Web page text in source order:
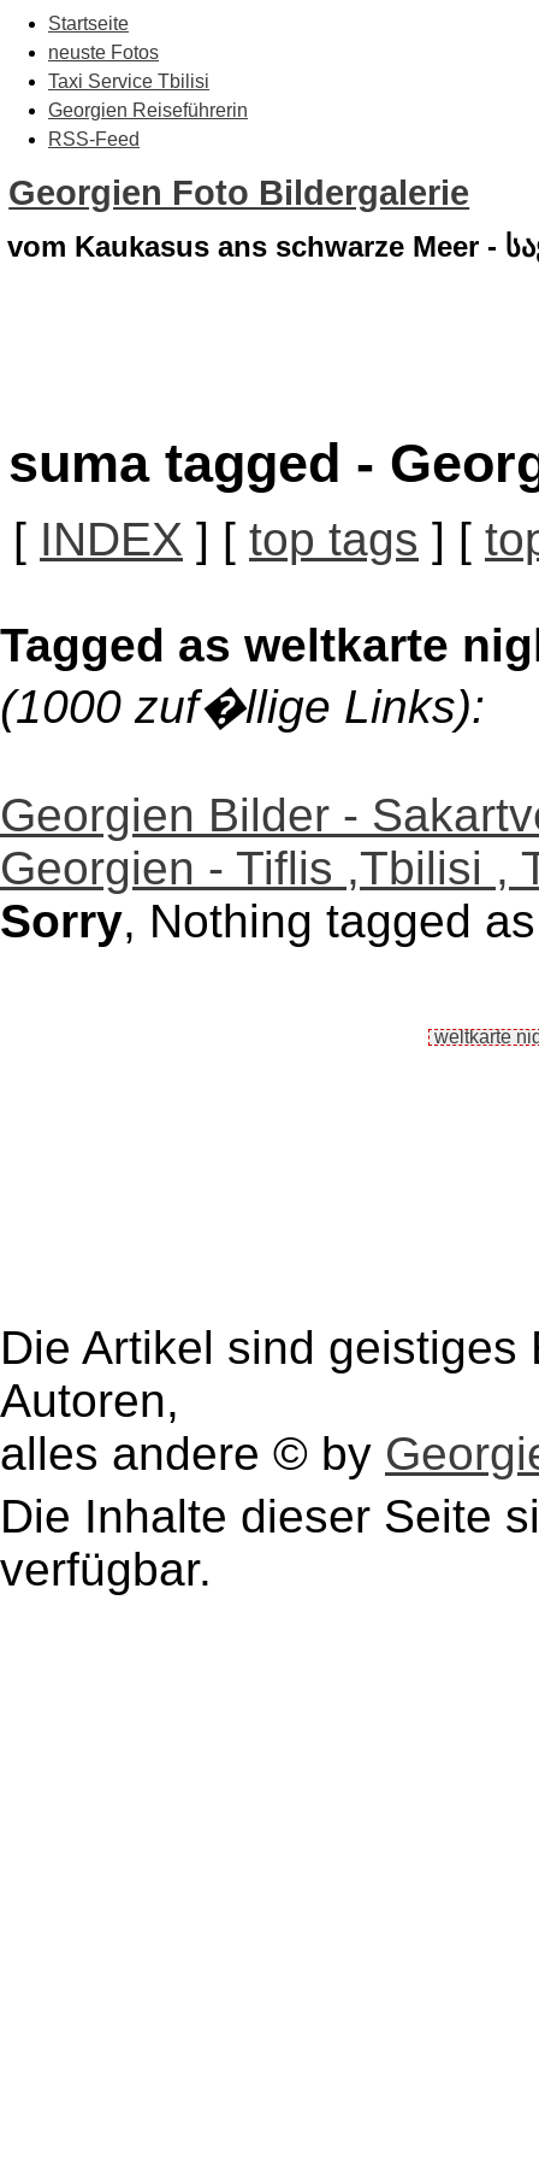
Startseite
neuste Fotos
Taxi Service Tbilisi
Georgien Reiseführerin
RSS-Feed
Georgien Foto Bildergalerie
vom Kaukasus ans schwarze Meer -
suma tagged -
[ INDEX ] [ top tags ] [
Tagged as weltkarte
(1000 zuf�llige Links):
Georgien Bilder -
Georgien - Tiflis ,Tbilisi ,
Sorry, Nothing tagged
Die Artikel sind
Autoren,
alles andere © by
Die Inhalte dieser Seite
verfügbar.